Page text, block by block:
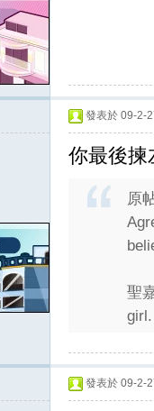
發表於 09-2-
你最後揀
原
聖
girl.
發表於 09-2-